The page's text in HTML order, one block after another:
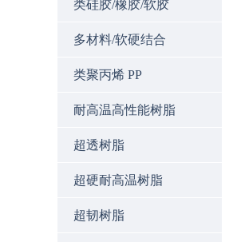
类硅胶/橡胶/软胶
多材料/软硬结合
类聚丙烯 PP
耐高温高性能树脂
超透树脂
超硬耐高温树脂
超韧树脂